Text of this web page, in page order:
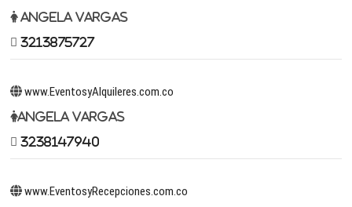
Angela Vargas
3213875727
www.EventosyAlquileres.com.co
Angela Vargas
3238147940
www.EventosyRecepciones.com.co